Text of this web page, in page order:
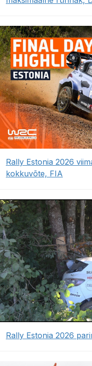
Rally Estonia 2026
kokkuvõte, FIA
Rally Estonia 2026